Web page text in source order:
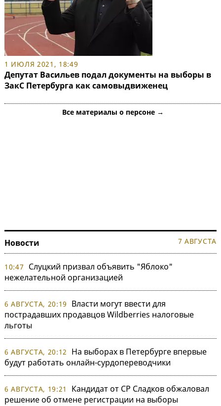
1 ИЮЛЯ 2021, 18:49
Депутат Васильев подал документы на выборы в
ЗакС Петербурга как самовыдвиженец
Все материалы о персоне →
Новости 7 АВГУСТА
10:47
Слуцкий призвал объявить "Яблоко"
нежелательной организацией
6 АВГУСТА, 20:19
Власти могут ввести для
пострадавших продавцов Wildberries налоговые
льготы
6 АВГУСТА, 20:12
На выборах в Петербурге впервые
будут работать онлайн-сурдопереводчики
6 АВГУСТА, 19:21
Кандидат от СР Сладков обжаловал
решение об отмене регистрации на выборы